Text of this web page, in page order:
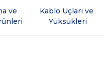
ve
Kablo Uçları ve
Yüksükleri